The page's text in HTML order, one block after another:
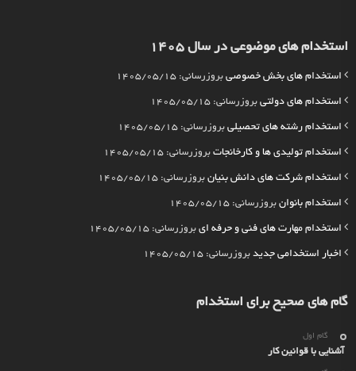
استخدام های موضوعی در سال 1405
استخدام های بخش خصوصی بروزرسانی: 1405/05/15
استخدام های دولتی بروزرسانی: 1405/05/15
استخدام رشته های تحصیلی بروزرسانی: 1405/05/15
استخدام تولیدی ها و کارخانجات بروزرسانی: 1405/05/15
استخدام شرکت های دانش بنیان بروزرسانی: 1405/05/15
استخدام بانوان بروزرسانی: 1405/05/15
استخدام مهارت های فنی و حرفه ای بروزرسانی: 1405/05/15
اخبار استخدامی جدید بروزرسانی: 1405/05/15
گام های صحیح برای استخدام
گام اول
آشنایی با قوانین کار